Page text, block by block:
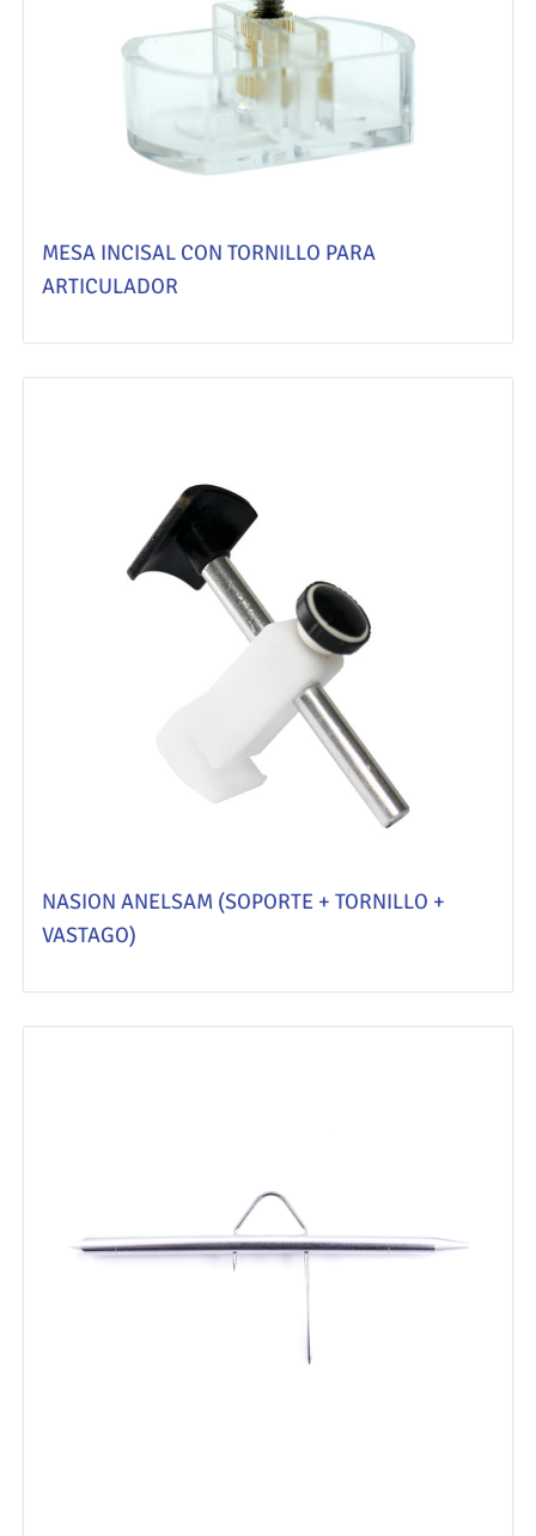
MESA INCISAL CON TORNILLO PARA
ARTICULADOR
NASION ANELSAM (SOPORTE + TORNILLO +
VASTAGO)